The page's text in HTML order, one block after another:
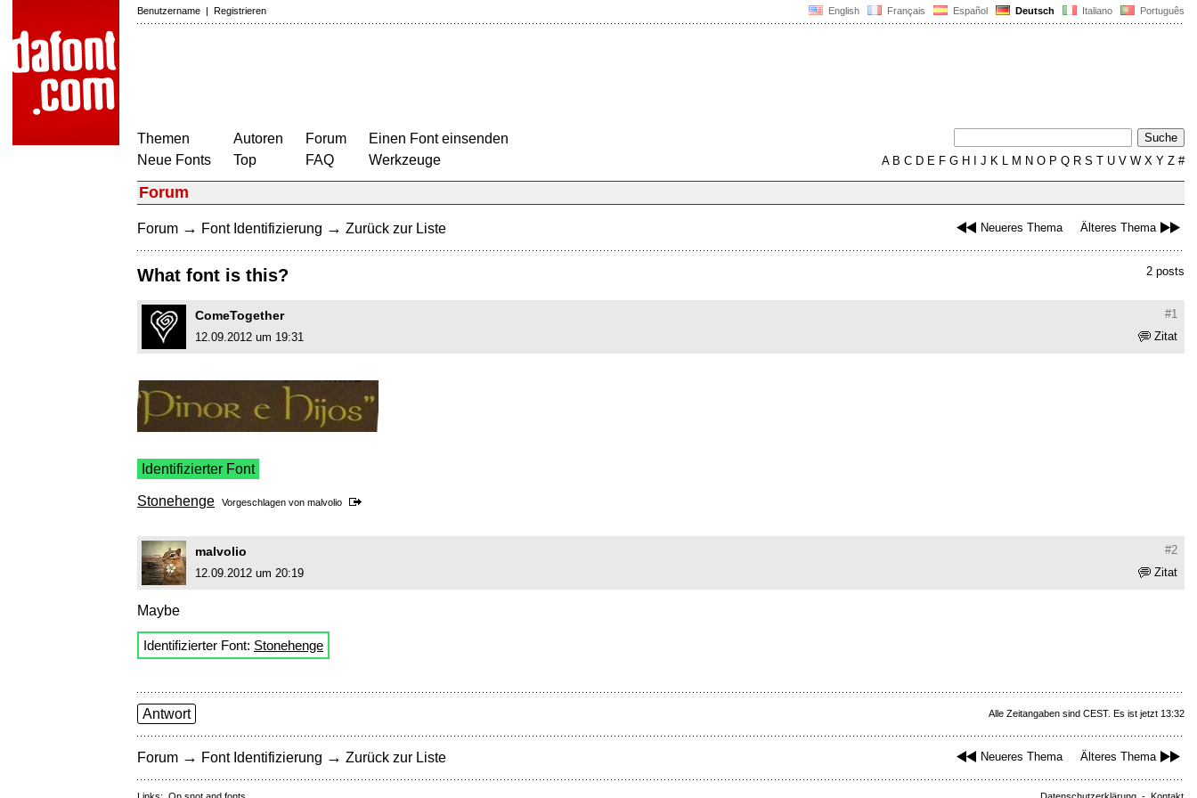
English Français Español Deutsch Italiano Português
Benutzername | Registrieren
Themen
Neue Fonts
Autoren
Top
Forum
FAQ
Einen Font einsenden
Werkzeuge
AB C D E F G H J K L M N O P Q R S T U V W X Y Z #
Forum
Neueres Thema Älteres Thema
Forum → Font Identifizierung → Zurück zur Liste
2 posts
What font is this?
#1
ComeTogether
Zitat
12.09.2012 um 19:31
Identifizierter Font
Stonehenge Vorgeschlagen von malvolio
#2
malvolio
Zitat
12.09.2012 um 20:19
Maybe
Identifizierter Font: Stonehenge
Alle Zeitangaben sind CEST. Es ist jetzt 13:32
Antwort
Neueres Thema Älteres Thema
Forum → Font Identifizierung → Zurück zur Liste